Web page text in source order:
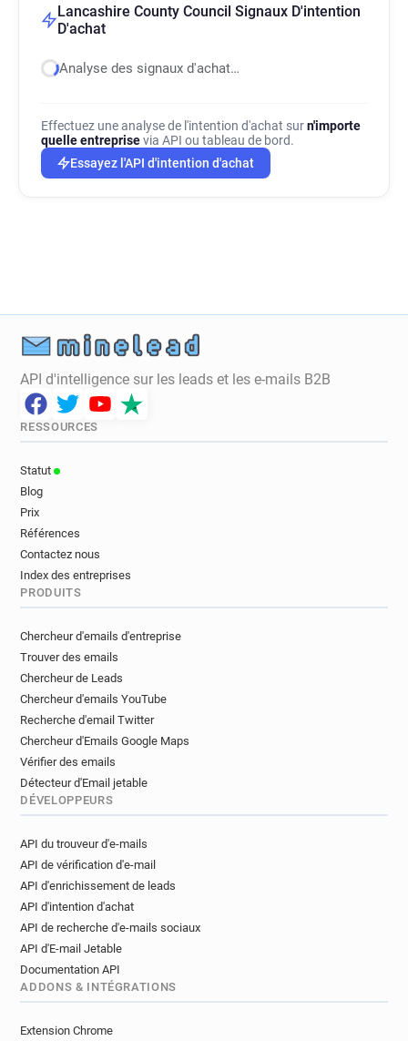
t*******@lancashire.gov.uk
f**********@lancashire.gov.uk
n************@lancashire.gov.uk
g***********@lancashire.gov.uk
s*****@lancashire.gov.uk
q******@lancashire.gov.uk
w******@lancashire.gov.uk
w************@lancashire.gov.uk
k*********@lancashire.gov.uk
x************@lancashire.gov.uk
p*******@lancashire.gov.uk
k*****@lancashire.gov.uk
h***********@lancashire.gov.uk
x************@lancashire.gov.uk
u**********@lancashire.gov.uk
p******@lancashire.gov.uk
u********@lancashire.gov.uk
t*********@lancashire.gov.uk
h*********@lancashire.gov.uk
i************@lancashire.gov.uk
e*****@lancashire.gov.uk
d***********@lancashire.gov.uk
g*****@lancashire.gov.uk
t*********@lancashire.gov.uk
p*********@lancashire.gov.uk
s********@lancashire.gov.uk
x*****@lancashire.gov.uk
f*******@lancashire.gov.uk
Lancashire County Council Signaux D'intention
D'achat
Analyse des signaux d'achat…
Effectuez une analyse de l'intention d'achat surn'importe
quelle entreprisevia API ou tableau de bord.
Essayez l'API d'intention d'achat
API d'intelligence sur les leads et les e-mails B2B
RESSOURCES
Statut
Blog
Prix
Références
Contactez nous
Index des entreprises
PRODUITS
Chercheur d'emails d'entreprise
Trouver des emails
Chercheur de Leads
Chercheur d'emails YouTube
Recherche d'email Twitter
Chercheur d'Emails Google Maps
Vérifier des emails
Détecteur d'Email jetable
DÉVELOPPEURS
API du trouveur d'e-mails
API de vérification d'e-mail
API d'enrichissement de leads
API d'intention d'achat
API de recherche d'e-mails sociaux
API d'E-mail Jetable
Documentation API
ADDONS & INTÉGRATIONS
Extension Chrome